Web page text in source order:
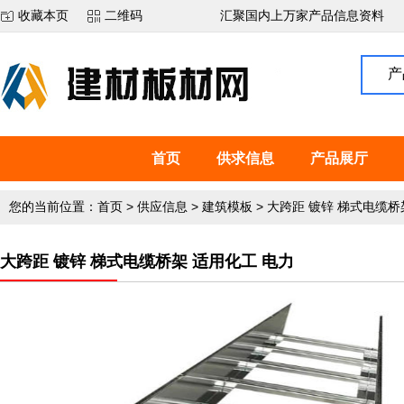
收藏本页 二维码 汇聚国内上万家产品信息资料
首页 供求信息 产品展厅
您的当前位置： 首页 > 供应信息 > 建筑模板 > 大跨距 镀锌 梯式电缆
大跨距 镀锌 梯式电缆桥架 适用化工 电力